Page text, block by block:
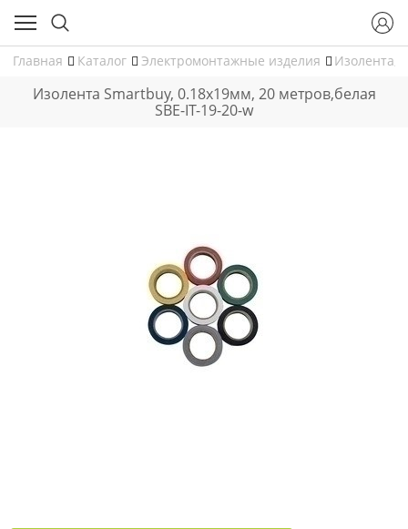
Главная Каталог Электромонтажные изделия Изолента,
Изолента Smartbuy, 0.18х19мм, 20 метров,белая
SBE-IT-19-20-w